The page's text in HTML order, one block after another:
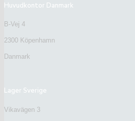
Huvudkontor Danmark
B-Vej 4
2300 Köpenhamn
Danmark
Lager Sverige
Vikavägen 3